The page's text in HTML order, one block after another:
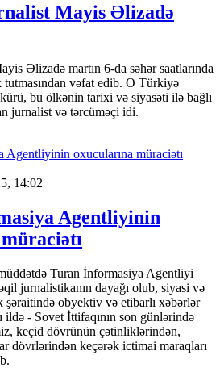
Mayis Əlizadə
Əlizadə martın 6-da səhər saatlarında
vəfat edib. O Türkiyə
bu ölkənin tarixi və siyasəti ilə bağlı
jurnalist və tərcüməçi idi.
14:02
Agentliyinin
Turan İnformasiya Agentliyi
jurnalistikanın dayağı olub, siyasi və
obyektiv və etibarlı xəbərlər
ildə - Sovet İttifaqının son günlərində
keçid dövrünün çətinliklərindən,
dövrlərindən keçərək ictimai maraqları